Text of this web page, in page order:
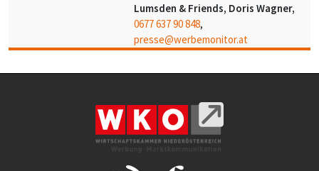
Lumsden & Friends, Doris Wagner,
0677 637 90 848,
presse@werbemonitor.at